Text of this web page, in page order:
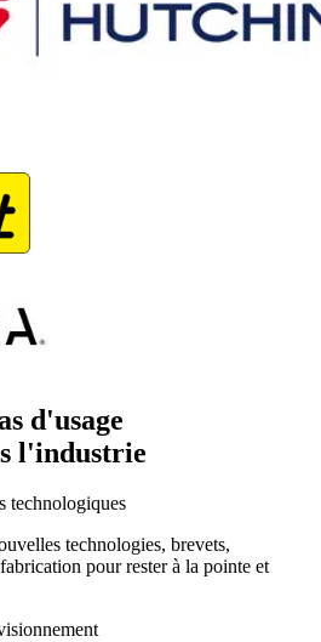
d'usage
l'industrie
technologiques
technologies, brevets,
pour rester à la pointe et